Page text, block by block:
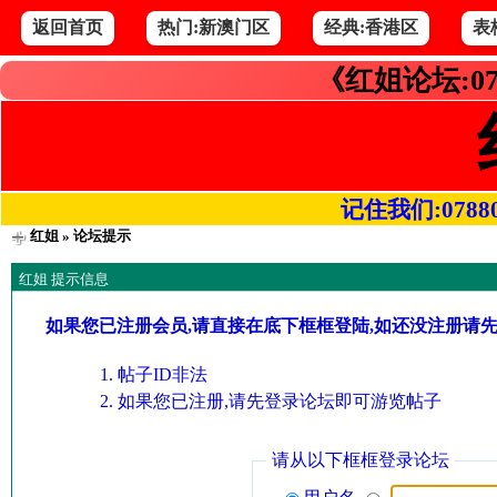
返回首页 热门:新澳门区 经典:香港区 表
《红姐论坛
记住我们
红姐» 论坛提示
红姐 提示信息
如果您已注册会员,请直接在底下框框登陆,如还没注册请
帖子ID非法
如果您已注册,请先登录论坛即可游览帖子
请从以下框框登录论坛